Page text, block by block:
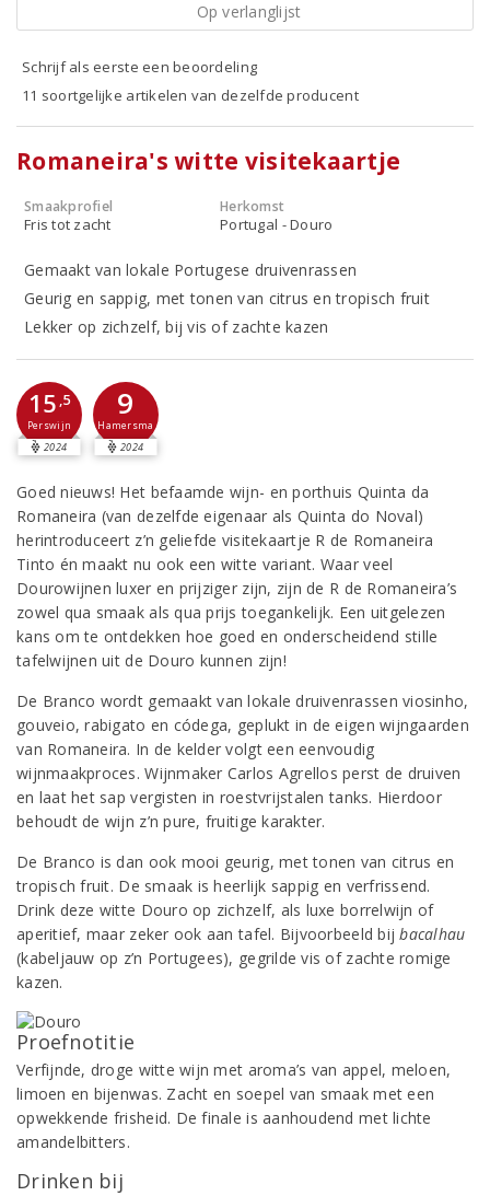
Op verlanglijst
Schrijf als eerste een beoordeling
11 soortgelijke artikelen van dezelfde producent
Romaneira's witte visitekaartje
Smaakprofiel
Fris tot zacht
Herkomst
Portugal - Douro
Gemaakt van lokale Portugese druivenrassen
Geurig en sappig, met tonen van citrus en tropisch fruit
Lekker op zichzelf, bij vis of zachte kazen
15 ,5
Perswijn
2024
9
Hamersma
2024
Goed nieuws! Het befaamde wijn- en porthuis Quinta da
Romaneira (van dezelfde eigenaar als Quinta do Noval)
herintroduceert z’n geliefde visitekaartje R de Romaneira
Tinto én maakt nu ook een witte variant. Waar veel
Dourowijnen luxer en prijziger zijn, zijn de R de Romaneira’s
zowel qua smaak als qua prijs toegankelijk. Een uitgelezen
kans om te ontdekken hoe goed en onderscheidend stille
tafelwijnen uit de Douro kunnen zijn!
De Branco wordt gemaakt van lokale druivenrassen viosinho,
gouveio, rabigato en códega, geplukt in de eigen wijngaarden
van Romaneira. In de kelder volgt een eenvoudig
wijnmaakproces. Wijnmaker Carlos Agrellos perst de druiven
en laat het sap vergisten in roestvrijstalen tanks. Hierdoor
behoudt de wijn z’n pure, fruitige karakter.
De Branco is dan ook mooi geurig, met tonen van citrus en
tropisch fruit. De smaak is heerlijk sappig en verfrissend.
Drink deze witte Douro op zichzelf, als luxe borrelwijn of
aperitief, maar zeker ook aan tafel. Bijvoorbeeld bijbacalhau
(kabeljauw op z’n Portugees), gegrilde vis of zachte romige
kazen.
Proefnotitie
Verfijnde, droge witte wijn met aroma’s van appel, meloen,
limoen en bijenwas. Zacht en soepel van smaak met een
opwekkende frisheid. De finale is aanhoudend met lichte
amandelbitters.
Drinken bij